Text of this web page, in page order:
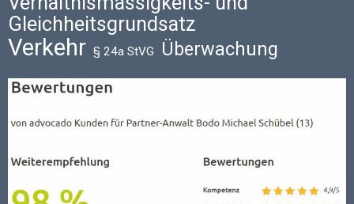
Gleichheitsgrundsatz
Verkehr § 24a StVG Überwachung